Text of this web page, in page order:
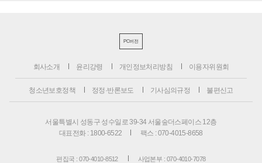
PC버전
회사소개 윤리강령 개인정보처리방침 이용자위원회
청소년보호정책 정정·반론보도 기사심의규정 불편신고
서울특별시 성동구 성수일로 39-34 서울숲더스페이스 12층
대표전화 : 1800-6522
팩스 : 070-4015-8658
편집국 : 070-4010-8512 사업본부 : 070-4010-7078